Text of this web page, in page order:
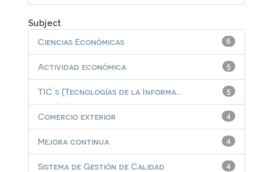
Subject
6
Ciencias Económicas
5
Actividad económica
5
TIC ́s (Tecnologías de la Informa...
4
Comercio exterior
4
Mejora continua
4
Sistema de Gestión de Calidad